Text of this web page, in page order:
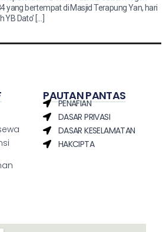
yang bertempat di Masjid Terapung Yan, hari
YB Dato’ […]
PAUTAN PANTAS
PENAFIAN
DASAR PRIVASI
DASAR KESELAMATAN
HAKCIPTA